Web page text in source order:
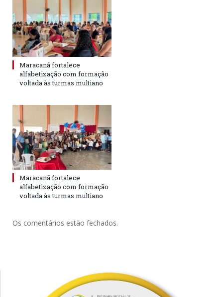
Maracanã fortalece
alfabetização com formação
voltada às turmas multiano
Maracanã fortalece
alfabetização com formação
voltada às turmas multiano
Os comentários estão fechados.